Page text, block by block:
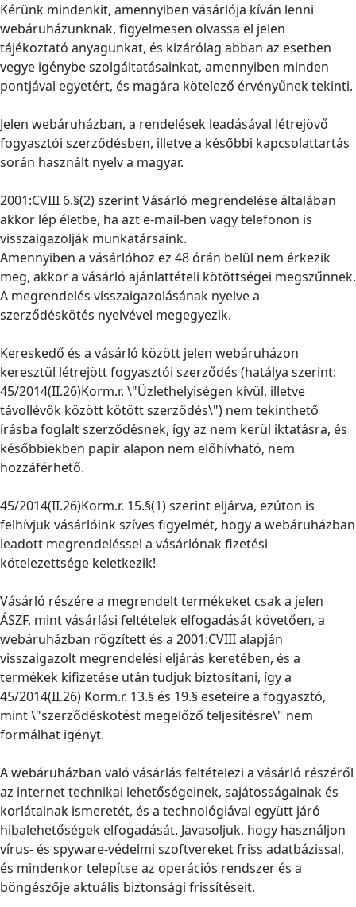
Kérünk mindenkit, amennyiben vásárlója kíván lenni
webáruházunknak, figyelmesen olvassa el jelen
tájékoztató anyagunkat, és kizárólag abban az esetben
vegye igénybe szolgáltatásainkat, amennyiben minden
pontjával egyetért, és magára kötelező érvényűnek tekinti.
Jelen webáruházban, a rendelések leadásával létrejövő
fogyasztói szerződésben, illetve a későbbi kapcsolattartás
során használt nyelv a magyar.
2001:CVIII 6.§(2) szerint Vásárló megrendelése általában
akkor lép életbe, ha azt e-mail-ben vagy telefonon is
visszaigazolják munkatársaink.
Amennyiben a vásárlóhoz ez 48 órán belül nem érkezik
meg, akkor a vásárló ajánlattételi kötöttségei megszűnnek.
A megrendelés visszaigazolásának nyelve a
szerződéskötés nyelvével megegyezik.
Kereskedő és a vásárló között jelen webáruházon
keresztül létrejött fogyasztói szerződés (hatálya szerint:
45/2014(II.26)Korm.r. \"Üzlethelyiségen kívül, illetve
távollévők között kötött szerződés\") nem tekinthető
írásba foglalt szerződésnek, így az nem kerül iktatásra, és
későbbiekben papír alapon nem előhívható, nem
hozzáférhető.
45/2014(II.26)Korm.r. 15.§(1) szerint eljárva, ezúton is
felhívjuk vásárlóink szíves figyelmét, hogy a webáruházban
leadott megrendeléssel a vásárlónak fizetési
kötelezettsége keletkezik!
Vásárló részére a megrendelt termékeket csak a jelen
ÁSZF, mint vásárlási feltételek elfogadását követően, a
webáruházban rögzített és a 2001:CVIII alapján
visszaigazolt megrendelési eljárás keretében, és a
termékek kifizetése után tudjuk biztosítani, így a
45/2014(II.26) Korm.r. 13.§ és 19.§ eseteire a fogyasztó,
mint \"szerződéskötést megelőző teljesítésre\" nem
formálhat igényt.
A webáruházban való vásárlás feltételezi a vásárló részéről
az internet technikai lehetőségeinek, sajátosságainak és
korlátainak ismeretét, és a technológiával együtt járó
hibalehetőségek elfogadását. Javasoljuk, hogy használjon
vírus- és spyware-védelmi szoftvereket friss adatbázissal,
és mindenkor telepítse az operációs rendszer és a
böngészője aktuális biztonsági frissítéseit.